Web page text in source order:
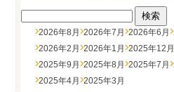
2026年8月 2026年7月 2026年6月
2026年2月 2026年1月 2025年12
2025年9月 2025年8月 2025年7月
2025年4月 2025年3月